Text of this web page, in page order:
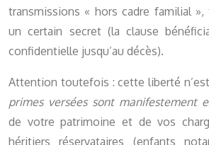
transmissions « hors cadre familial
un certain secret (la clause
confidentielle jusqu’au décès).
Attention toutefois : cette liberté
primes versées sont manifestement
de votre patrimoine et de vos
héritiers réservataires (enfants